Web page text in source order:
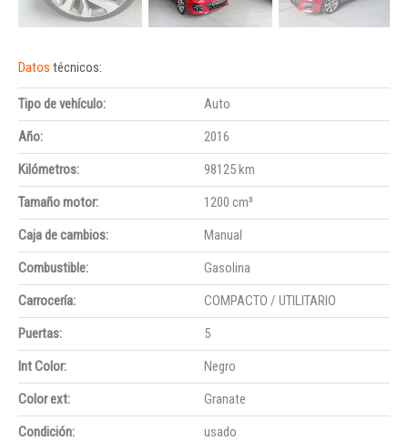
Datos técnicos:
Tipo de vehículo:
Auto
Año:
2016
Kilómetros:
98125 km
Tamaño motor:
1200 cm³
Caja de cambios:
Manual
Combustible:
Gasolina
Carrocería:
COMPACTO / UTILITARIO
Puertas:
5
Int Color:
Negro
Color ext:
Granate
Condición:
usado